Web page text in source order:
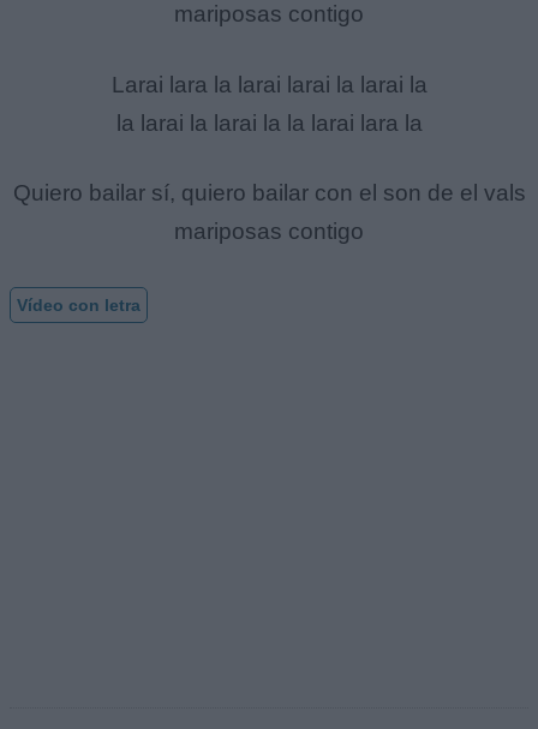
mariposas contigo
Larai lara la larai larai la larai la
la larai la larai la la larai lara la
Quiero bailar sí, quiero bailar con el son de el vals
mariposas contigo
Vídeo con letra